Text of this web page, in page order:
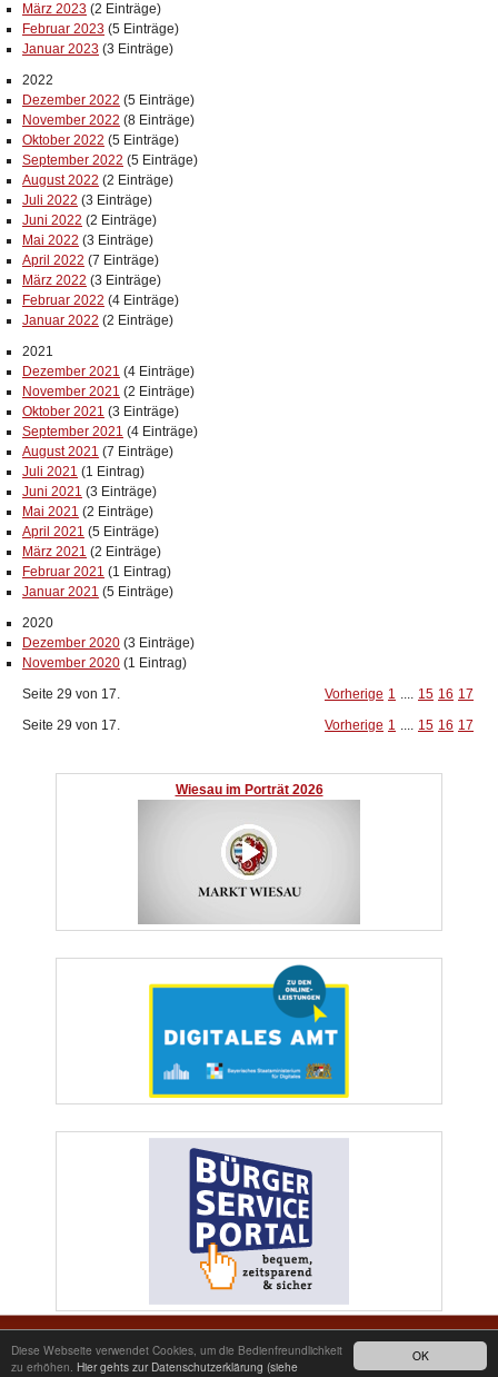
OK
Diese Webseite verwendet Cookies, um die Bedienfreundlichkeit
zu erhöhen. Hier gehts zur Datenschutzerklärung (siehe
März 2023 (2 Einträge)
Februar 2023 (5 Einträge)
Januar 2023 (3 Einträge)
2022
Dezember 2022 (5 Einträge)
November 2022 (8 Einträge)
Oktober 2022 (5 Einträge)
September 2022 (5 Einträge)
August 2022 (2 Einträge)
Juli 2022 (3 Einträge)
Juni 2022 (2 Einträge)
Mai 2022 (3 Einträge)
April 2022 (7 Einträge)
März 2022 (3 Einträge)
Februar 2022 (4 Einträge)
Januar 2022 (2 Einträge)
2021
Dezember 2021 (4 Einträge)
November 2021 (2 Einträge)
Oktober 2021 (3 Einträge)
September 2021 (4 Einträge)
August 2021 (7 Einträge)
Juli 2021 (1 Eintrag)
Juni 2021 (3 Einträge)
Mai 2021 (2 Einträge)
April 2021 (5 Einträge)
März 2021 (2 Einträge)
Februar 2021 (1 Eintrag)
Januar 2021 (5 Einträge)
2020
Dezember 2020 (3 Einträge)
November 2020 (1 Eintrag)
Seite 29 von 17.
Vorherige 1 .... 15 16 17
Seite 29 von 17.
Vorherige 1 .... 15 16 17
Wiesau im Porträt 2026
09634/2511 | E-Mail: poststelle@wiesau.de